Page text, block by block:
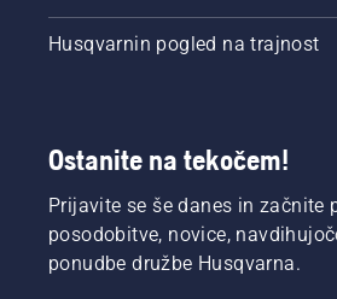
Husqvarnin pogled na trajnost
Ostanite na tekočem!
Prijavite se še danes in začnite
posodobitve, novice,
ponudbe družbe Husqvarna.